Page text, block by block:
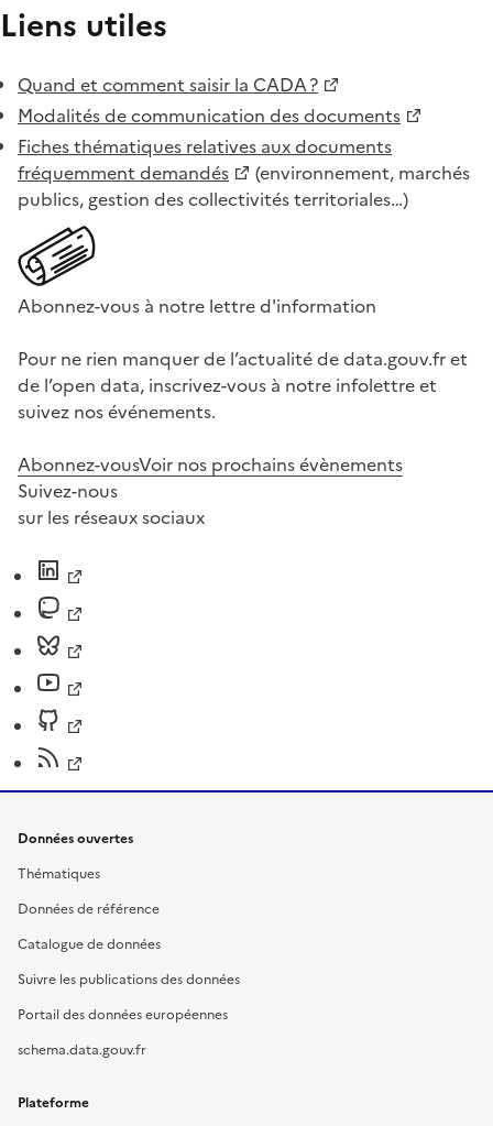
Liens utiles
Quand et comment saisir la CADA ?
Modalités de communication des documents
Fiches thématiques relatives aux documents
fréquemment demandés
(environnement, marchés
publics, gestion des collectivités territoriales…)
Abonnez-vous à notre lettre d'information
Pour ne rien manquer de l’actualité de data.gouv.fr et
de l’open data, inscrivez-vous à notre infolettre et
suivez nos événements.
Abonnez-vousVoir nos prochains évènements
Suivez-nous
sur les réseaux sociaux
Données ouvertes
Thématiques
Données de référence
Catalogue de données
Suivre les publications des données
Portail des données européennes
schema.data.gouv.fr
Plateforme